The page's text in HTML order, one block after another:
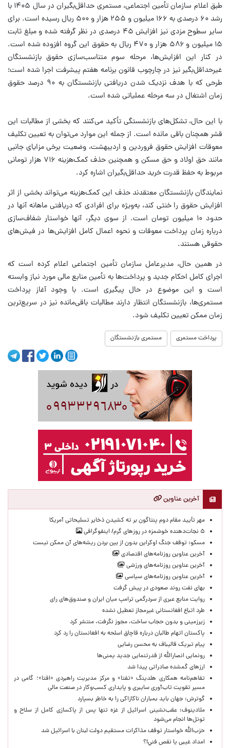
طبق اعلام سازمان تأمین اجتماعی، مستمری حداقل‌بگیران در سال ۱۴۰۵ با
رشد ۶۰ درصدی به ۱۶۶ میلیون و ۲۵۵ هزار و ۵۰۰ ریال رسیده است. برای
سایر سطوح مزدی نیز افزایش ۴۵ درصدی در نظر گرفته شده و مبلغ ثابت
۱۵ میلیون و ۵۸۶ هزار و ۴۷۰ ریال به حقوق این گروه افزوده شده است.
در کنار این افزایش‌ها، مرحله سوم متناسب‌سازی حقوق بازنشستگان
غیرحداقل‌بگیر نیز در چارچوب قانون برنامه هفتم پیشرفت اجرا شده است؛
طرحی که با هدف نزدیک شدن دریافتی بازنشستگان به ۹۰ درصد حقوق
زمان اشتغال در سه مرحله عملیاتی شده است.
با این حال، تشکل‌های بازنشستگی تأکید می‌کنند که بخشی از مطالبات این
قشر همچنان باقی مانده است. از جمله این موارد می‌توان به تعیین تکلیف
معوقات افزایش حقوق فروردین و اردیبهشت، وضعیت برخی مزایای جانبی
مانند حق اولاد و حق مسکن و همچنین حذف کمک‌هزینه ۷۱۶ هزار تومانی
مربوط به حفظ قدرت خرید حداقل‌بگیران اشاره کرد.
نمایندگان بازنشستگان معتقدند حذف این کمک‌هزینه می‌تواند بخشی از اثر
افزایش حقوق را خنثی کند، به‌ویژه برای افرادی که دریافتی ماهانه آنها در
حدود ۱۰ میلیون تومان است. از سوی دیگر، آنها خواستار شفاف‌سازی
درباره زمان پرداخت معوقات و نحوه اعمال کامل افزایش‌ها در فیش‌های
حقوقی هستند.
در همین حال، مدیرعامل سازمان تأمین اجتماعی اعلام کرده است که
اجرای کامل احکام جدید و پرداخت‌ها به تأمین منابع مالی مورد نیاز وابسته
است و این موضوع در حال پیگیری است. با وجود آغاز پرداخت
مستمری‌ها، بازنشستگان انتظار دارند مطالبات باقی‌مانده نیز در سریع‌ترین
زمان ممکن تعیین تکلیف شود.
پرداخت مستمری مستمری بازنشستگان
آخرین عناوین
مهر تأیید مقام دوم پنتاگون بر ته کشیدن ذخایر تسلیحاتی آمریکا
۵ نجات‌دهنده خوشمزه در روزهای گرم/ اینفوگرافی
مسکو: توقف جنگ اوکراین بدون از بین بردن ریشه‌های آن ممکن نیست
آخرین عناوین روزنامه‌های اقتصادی
آخرین عناوین روزنامه‌های ورزشی
آخرین عناوین روزنامه‌های سیاسی
بهای نفت روند صعودی در پیش گرفت
روایت منابع عبری از سردرگمی ترامپ میان ایران و صندوق‌های رای
طرد اتباع افغانستانی غیرمجاز تعطیل نشده
زیرزمینی و بدون حجاب ساخت، مجوز نگرفت، منتشر کرد
پاکستان اتهام طالبان درباره قاچاق اسلحه به افغانستان را رد کرد
پیام تبریک قالیباف به محسن رضایی
رونمایی انصارالله از قدرتنمایی جدید یمنی‌ها
ارزهای گمشده صادراتی پیدا شد
تفاهم‌نامه همکاری هلدینگ «تفتا» و مرکز مدیریت راهبردی «افتا»؛ گامی در
مسیر تقویت تاب‌آوری سایبری و پایداری کسب‌وکار در صنعت مالی
گوترش: جهان باید بمباران ناکازاکی را به‌ خاطر بسپارد
ملادینوف: عقب‌نشینی اسرائیل از غزه تنها پس از پاکسازی کامل از سلاح و
تونل‌ها انجام می‌شود
حزب‌الله خواستار توقف مذاکرات مستقیم دولت لبنان با اسرائیل شد
امداد غیبی يا نقص فني!؟